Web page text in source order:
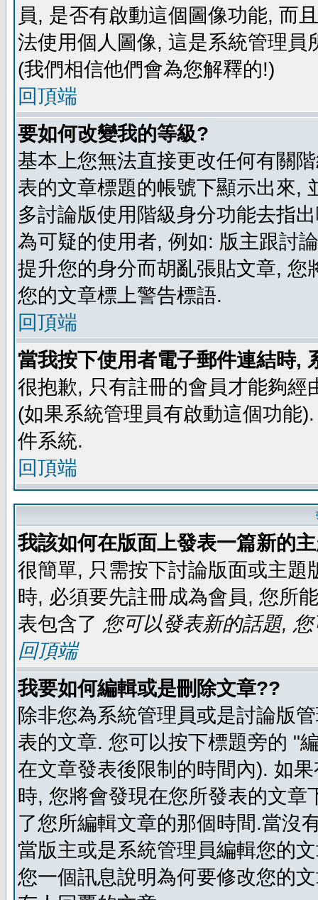
員, 是否有啟動這個圖像功能, 而
法使用個人圖像, 這是系統管理
(我們相信他們會為您解釋的!)
回頂端
要如何改變我的等級?
基本上您無法直接更改任何有關
表的文章標題的帳號下顯示出來,
多討論版使用階級身分功能去指
為可疑的使用者, 例如: 版主跟討
提升您的身分而胡亂張貼文章,
您的文章標上警告標語.
回頂端
當我按下使用者電子郵件連結時,
很抱歉, 只有註冊的會員才能夠
(如果系統管理員有啟動這個功能
件系統.
回頂端
我該如何在版面上發表一篇新的
很簡單, 只需按下討論版面或主
時, 必須要先註冊成為會員, 您所
表包含了 您可以發表新的話題,
回頂端
我要如何編輯或是刪除文章??
除非您為系統管理員或是討論版
表的文章. 您可以按下標題旁的 "
在文章發表後限制的時間內). 如
時, 您將會發現在您所發表的文
了您所編輯文章的那個時間.當沒
當版主或是系統管理員編輯您的
您一個訊息說明為何要修改您的